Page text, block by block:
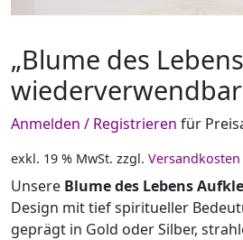
„Blume des
Anmelden / Registrieren für
exkl. 19 % MwSt. zzgl. Versandkosten
Unsere Blume des Lebens
Design mit tief spiritueller
geprägt in Gold oder Silber,